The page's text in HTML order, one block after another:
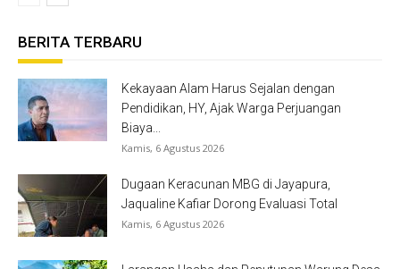
BERITA TERBARU
Kekayaan Alam Harus Sejalan dengan
Pendidikan, HY, Ajak Warga Perjuangan
Biaya...
Kamis, 6 Agustus 2026
Dugaan Keracunan MBG di Jayapura,
Jaqualine Kafiar Dorong Evaluasi Total
Kamis, 6 Agustus 2026